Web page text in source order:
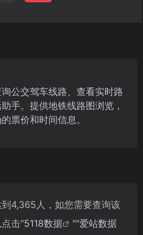
公交驾车线路、查看实时路
手。提供地铁线路图浏览，
票价和时间信息。
4,365人，如您需要查询该
击"5118数据 ""爱站数据